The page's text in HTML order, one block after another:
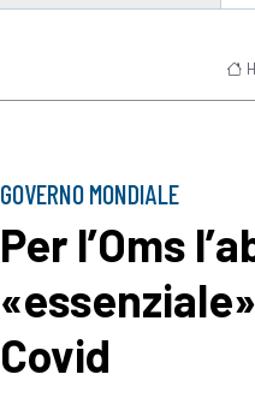
GOVERNO MONDIALE
Per l’Oms
Covid